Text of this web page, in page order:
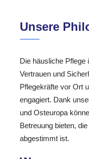
Unsere
Die häusliche Pflege
Vertrauen und
Pflegekräfte vor Ort
engagiert. Dank
und Osteuropa
Betreuung bieten,
abgestimmt ist.